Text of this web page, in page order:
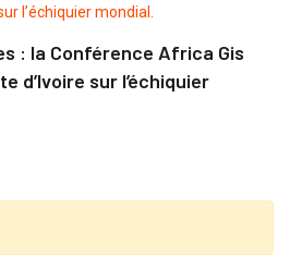
: la Conférence Africa Gis
d’Ivoire sur l’échiquier